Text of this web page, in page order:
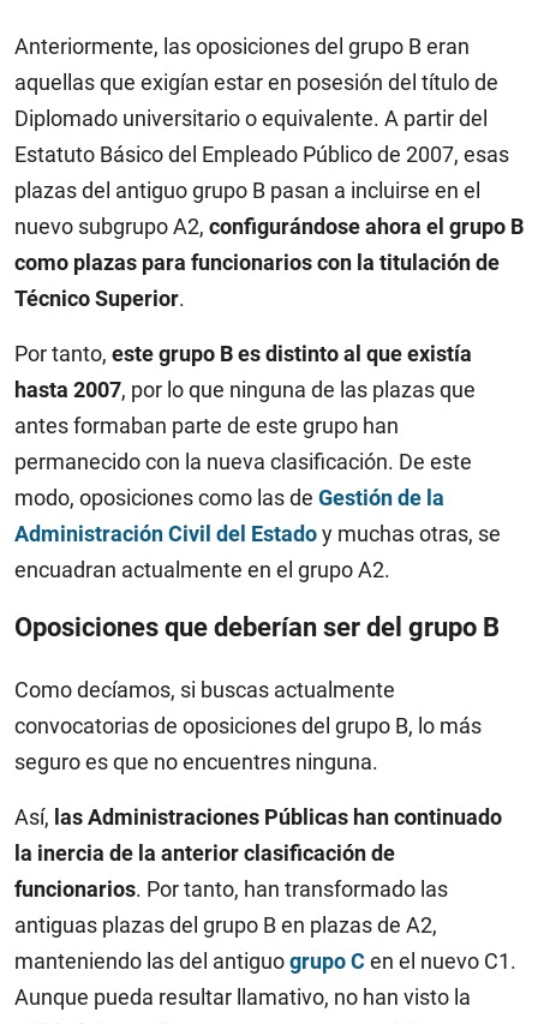
Anteriormente, las oposiciones del grupo B eran
aquellas que exigían estar en posesión del título de
Diplomado universitario o equivalente. A partir del
Estatuto Básico del Empleado Público de 2007, esas
plazas del antiguo grupo B pasan a incluirse en el
nuevo subgrupo A2, configurándose ahora el grupo B
como plazas para funcionarios con la titulación de
Técnico Superior.
Por tanto, este grupo B es distinto al que existía
hasta 2007, por lo que ninguna de las plazas que
antes formaban parte de este grupo han
permanecido con la nueva clasificación. De este
modo, oposiciones como las de Gestión de la
Administración Civil del Estadoy muchas otras, se
encuadran actualmente en el grupo A2.
Oposiciones que deberían ser del grupo B
Como decíamos, si buscas actualmente
convocatorias de oposiciones del grupo B, lo más
seguro es que no encuentres ninguna.
Así, las Administraciones Públicas han continuado
la inercia de la anterior clasificación de
funcionarios. Por tanto, han transformado las
antiguas plazas del grupo B en plazas de A2,
manteniendo las del antiguogrupo C en el nuevo C1.
Aunque pueda resultar llamativo, no han visto la